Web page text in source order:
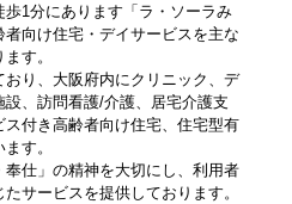
1分にあります「ラ・ソーラみ
向け住宅・デイサービスを主な
す。
り、大阪府内にクリニック、デ
、訪問看護/介護、居宅介護支
付き高齢者向け住宅、住宅型有
す。
仕」の精神を大切にし、利用者
サービスを提供しております。